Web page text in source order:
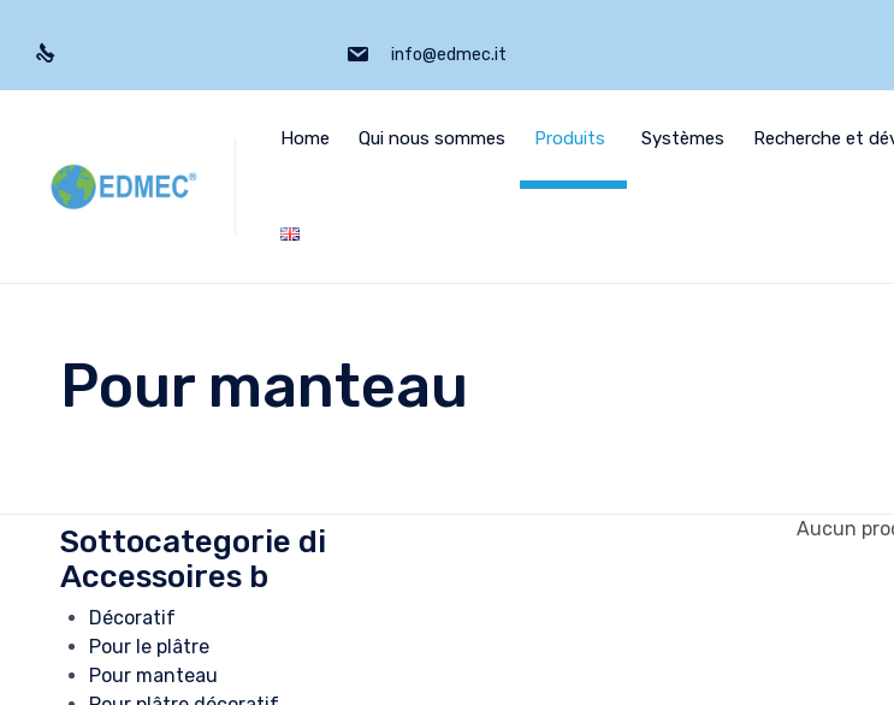
info@edmec.it
Home Qui nous sommes Produits Systèmes Recherche et
Pour manteau
Sottocategorie di
Accessoires b
Décoratif
Pour le plâtre
Pour manteau
Aucun